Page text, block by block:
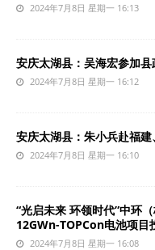
2024年7月8日 星期一 16:13
安庆太湖县：吴海宏参加
2024年7月8日 星期一 16:12
安庆太湖县：朱小兵赴福
2024年7月8日 星期一 16:10
“光启未来 环领时代”中环
12GWn-TOPCon电池项目
2024年7月8日 星期一 16:08